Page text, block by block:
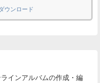
ウンロード
インアルバムの作成・編